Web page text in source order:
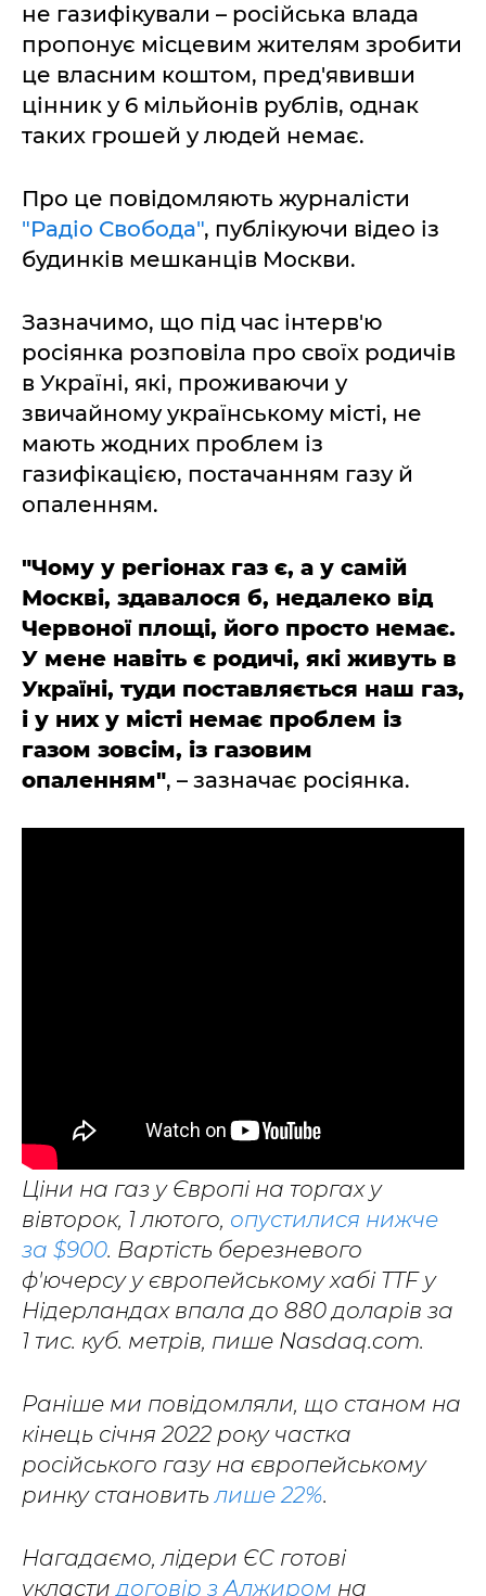
не газифікували – російська влада
пропонує місцевим жителям зробити
це власним коштом, пред'явивши
цінник у 6 мільйонів рублів, однак
таких грошей у людей немає.
Про це повідомляють журналісти
"Радіо Свобода", публікуючи відео із
будинків мешканців Москви.
Зазначимо, що під час інтерв'ю
росіянка розповіла про своїх родичів
в Україні, які, проживаючи у
звичайному українському місті, не
мають жодних проблем із
газифікацією, постачанням газу й
опаленням.
"Чому у регіонах газ є, а у самій
Москві, здавалося б, недалеко від
Червоної площі, його просто немає.
У мене навіть є родичі, які живуть в
Україні, туди поставляється наш газ,
і у них у місті немає проблем із
газом зовсім, із газовим
опаленням", – зазначає росіянка.
Ціни на газ у Європі на торгах у
вівторок, 1 лютого, опустилися нижче
за $900. Вартість березневого
ф'ючерсу у європейському хабі TTF у
Нідерландах впала до 880 доларів за
1 тис. куб. метрів, пише Nasdaq.com.
Раніше ми повідомляли, що станом на
кінець січня 2022 року частка
російського газу на європейському
ринку становитьлише 22%.
Нагадаємо, лідери ЄС готові
укластидоговір з Алжиром на